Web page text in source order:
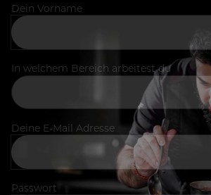
Dein Vorname
In welchem Bereich arbeitest du
Deine E-Mail Adresse
Passwort